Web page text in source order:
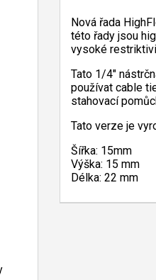
Nová řada
této řady jsou
vysoké
Tato 1/4"
používat cable
stahovací
Tato verze je
Šířka: 15mm
Výška: 15 mm
Délka: 22 mm